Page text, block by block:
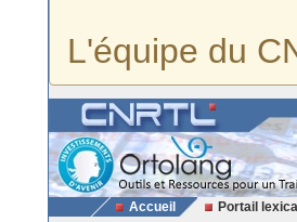
L'équipe du
Accueil Portail lexical